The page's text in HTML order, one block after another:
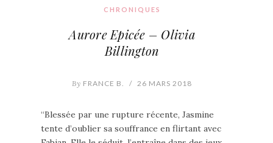
CHRONIQUES
Aurore Epicée – Olivia
Billington
By FRANCE B. / 26 MARS 2018
“Blessée par une rupture récente, Jasmine
tente d’oublier sa souffrance en flirtant avec